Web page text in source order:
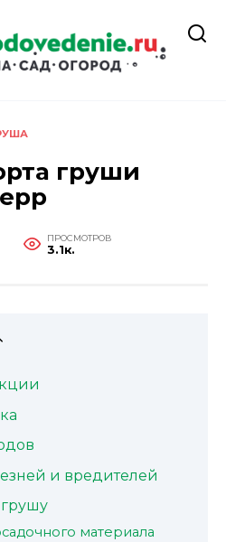
груши
ПРОСМОТРОВ
3.1к.
и вредителей
материала